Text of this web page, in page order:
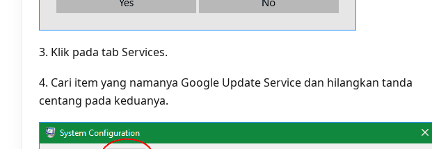
3. Klik pada tab Services.
4. Cari item yang namanya Google Update Servicedan hilangkan tanda
centang pada keduanya.